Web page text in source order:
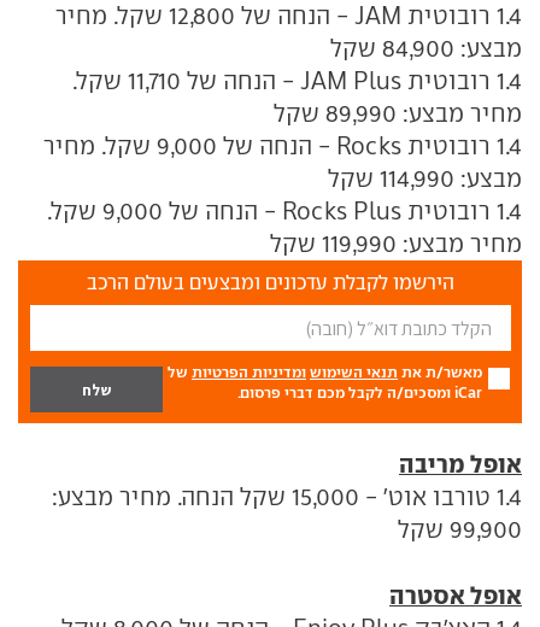
1.4 רובוטית JAM - הנחה של 12,800 שקל. מחיר
מבצע: 84,900 שקל
1.4 רובוטית JAM Plus - הנחה של 11,710 שקל.
מחיר מבצע: 89,990 שקל
1.4 רובוטית Rocks - הנחה של 9,000 שקל. מחיר
מבצע: 114,990 שקל
1.4 רובוטית Rocks Plus - הנחה של 9,000 שקל.
מחיר מבצע: 119,990 שקל
הירשמו לקבלת עדכונים ומבצעים בעולם הרכב
מאשר/ת את תנאי השימוש ומדיניות הפרטיות של
iCar ומסכים/ה לקבל מכם דברי פרסום.
אופל מריבה
1.4 טורבו אוט' - 15,000 שקל הנחה. מחיר מבצע:
99,900 שקל
אופל אסטרה